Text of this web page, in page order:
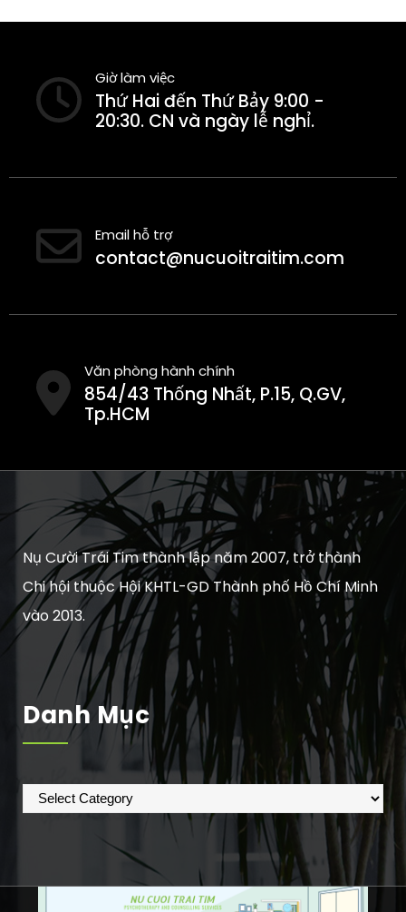
Giờ làm việc
Thứ Hai đến Thứ Bảy 9:00 -
20:30. CN và ngày lễ nghỉ.
Email hỗ trợ
contact@nucuoitraitim.com
Văn phòng hành chính
854/43 Thống Nhất, P.15, Q.GV,
Tp.HCM
Nụ Cười Trái Tim thành lập năm 2007, trở thành
Chi hội thuộc Hội KHTL-GD Thành phố Hồ Chí Minh
vào 2013.
Danh Mục
Danh
mục